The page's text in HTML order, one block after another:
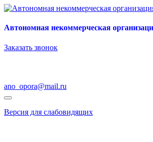
Автономная некоммерческая
Заказать звонок
ano_opora@mail.ru
Версия для слабовидящих